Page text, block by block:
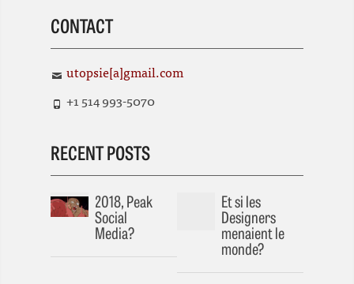
CONTACT
utopsie[a]gmail.com
+1 514 993-5070
RECENT POSTS
2018, Peak
Social
Media?
Et si les
Designers
menaient le
monde?